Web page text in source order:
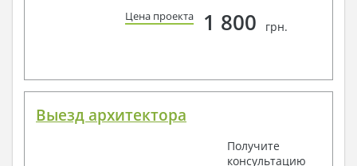
Цена проекта 1 800 грн.
Выезд архитектора
Получите
консультацию